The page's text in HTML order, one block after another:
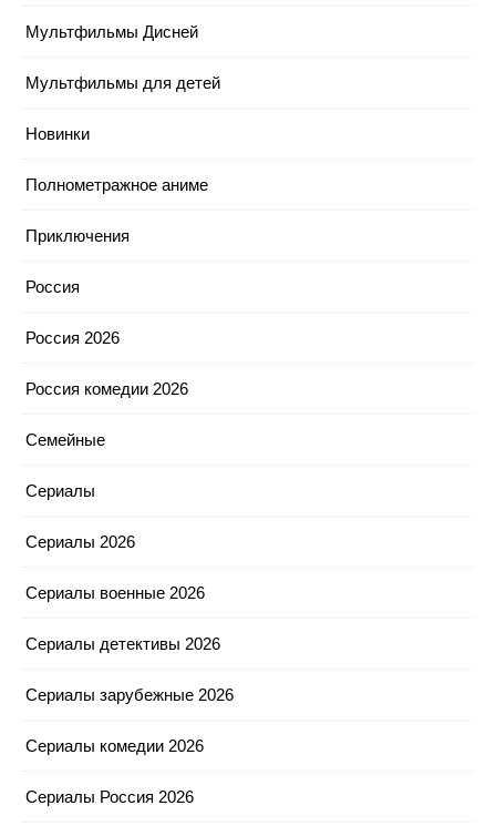
Мультфильмы Дисней
Мультфильмы для детей
Новинки
Полнометражное аниме
Приключения
Россия
Россия 2026
Россия комедии 2026
Семейные
Сериалы
Сериалы 2026
Сериалы военные 2026
Сериалы детективы 2026
Сериалы зарубежные 2026
Сериалы комедии 2026
Сериалы Россия 2026